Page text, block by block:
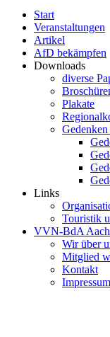
Start
Veranstaltungen
Artikel
AfD bekämpfen
Downloads
diverse
Plakate
Links
Touristik
VVN-BdA
Wir über
Mitglied
Kontakt
Impressum